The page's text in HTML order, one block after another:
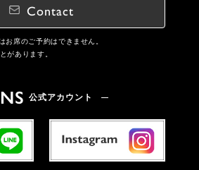
Contact
お席のご予約はできません。
があります。
公式アカウント